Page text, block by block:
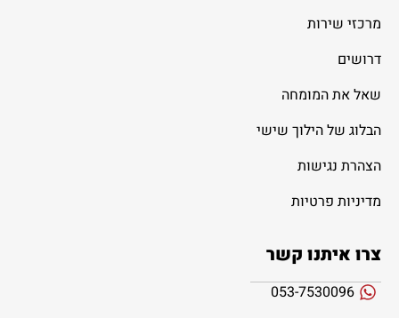
מרכזי שירות
דרושים
שאל את המומחה
הבלוג של הילוך שישי
הצהרת נגישות
מדיניות פרטיות
צרו איתנו קשר
053-7530096